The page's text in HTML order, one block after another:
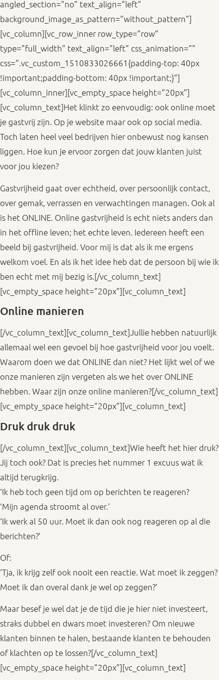
angled_section=”no” text_align=”left”
background_image_as_pattern=”without_pattern”]
[vc_column][vc_row_inner row_type=”row”
type=”full_width” text_align=”left” css_animation=””
css=”.vc_custom_1510833026661{padding-top: 40px
!important;padding-bottom: 40px !important;}”]
[vc_column_inner][vc_empty_space height=”20px”]
[vc_column_text]Het klinkt zo eenvoudig: ook online moet
je gastvrij zijn. Op je website maar ook op social media.
Toch laten heel veel bedrijven hier onbewust nog kansen
liggen. Hoe kun je ervoor zorgen dat jouw klanten juist
voor jou kiezen?
Gastvrijheid gaat over echtheid, over persoonlijk contact,
over gemak, verrassen en verwachtingen managen. Ook al
is het ONLINE. Online gastvrijheid is echt niets anders dan
in het offline leven; het echte leven. Iedereen heeft een
beeld bij gastvrijheid. Voor mij is dat als ik me ergens
welkom voel. En als ik het idee heb dat de persoon bij wie ik
ben echt met mij bezig is.[/vc_column_text]
[vc_empty_space height=”20px”][vc_column_text]
Online manieren
[/vc_column_text][vc_column_text]Jullie hebben natuurlijk
allemaal wel een gevoel bij hoe gastvrijheid voor jou voelt.
Waarom doen we dat ONLINE dan niet? Het lijkt wel of we
onze manieren zijn vergeten als we het over ONLINE
hebben. Waar zijn onze online manieren?[/vc_column_text]
[vc_empty_space height=”20px”][vc_column_text]
Druk druk druk
[/vc_column_text][vc_column_text]Wie heeft het hier druk?
Jij toch ook? Dat is precies het nummer 1 excuus wat ik
altijd terugkrijg.
‘Ik heb toch geen tijd om op berichten te reageren?
‘Mijn agenda stroomt al over.’
‘Ik werk al 50 uur. Moet ik dan ook nog reageren op al die
berichten?’
Of:
‘Tja, ik krijg zelf ook nooit een reactie. Wat moet ik zeggen?
Moet ik dan overal dank je wel op zeggen?’
Maar besef je wel dat je de tijd die je hier niet investeert,
straks dubbel en dwars moet investeren? Om nieuwe
klanten binnen te halen, bestaande klanten te behouden
of klachten op te lossen?[/vc_column_text]
[vc_empty_space height=”20px”][vc_column_text]